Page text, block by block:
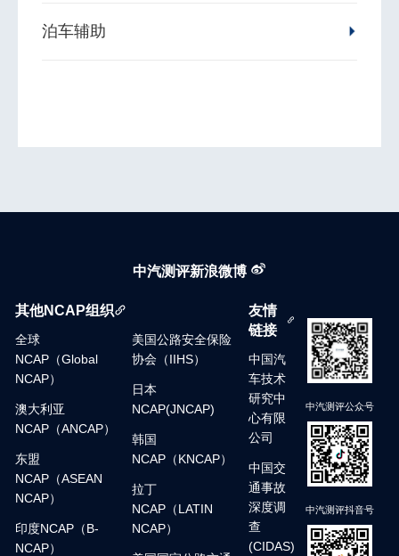
泊车辅助
中汽测评新浪微博
其他NCAP组织
全球
NCAP（Global
NCAP）
澳大利亚
NCAP（ANCAP）
东盟
NCAP（ASEAN
NCAP）
印度NCAP（B-
NCAP）
美国公路安全保险
协会（IIHS）
日本
NCAP(JNCAP)
韩国
NCAP（KNCAP）
拉丁
NCAP（LATIN
NCAP）
友情
链接
中国汽
车技术
研究中
心有限
公司
中国交
通事故
深度调
查
(CIDAS)
中汽测评公众号
中汽测评抖音号